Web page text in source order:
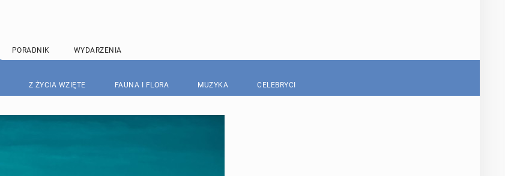
PORADNIK WYDARZENIA
Z ŻYCIA WZIĘTE FAUNA I FLORA MUZYKA CELEBRYCI